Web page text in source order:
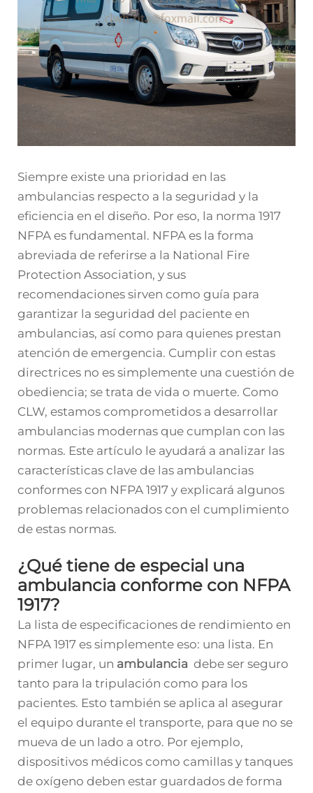
Siempre existe una prioridad en las
ambulancias respecto a la seguridad y la
eficiencia en el diseño. Por eso, la norma 1917
NFPA es fundamental. NFPA es la forma
abreviada de referirse a la National Fire
Protection Association, y sus
recomendaciones sirven como guía para
garantizar la seguridad del paciente en
ambulancias, así como para quienes prestan
atención de emergencia. Cumplir con estas
directrices no es simplemente una cuestión de
obediencia; se trata de vida o muerte. Como
CLW, estamos comprometidos a desarrollar
ambulancias modernas que cumplan con las
normas. Este artículo le ayudará a analizar las
características clave de las ambulancias
conformes con NFPA 1917 y explicará algunos
problemas relacionados con el cumplimiento
de estas normas.
¿Qué tiene de especial una
ambulancia conforme con NFPA
1917?
La lista de especificaciones de rendimiento en
NFPA 1917 es simplemente eso: una lista. En
primer lugar, un ambulancia debe ser seguro
tanto para la tripulación como para los
pacientes. Esto también se aplica al asegurar
el equipo durante el transporte, para que no se
mueva de un lado a otro. Por ejemplo,
dispositivos médicos como camillas y tanques
de oxígeno deben estar guardados de forma